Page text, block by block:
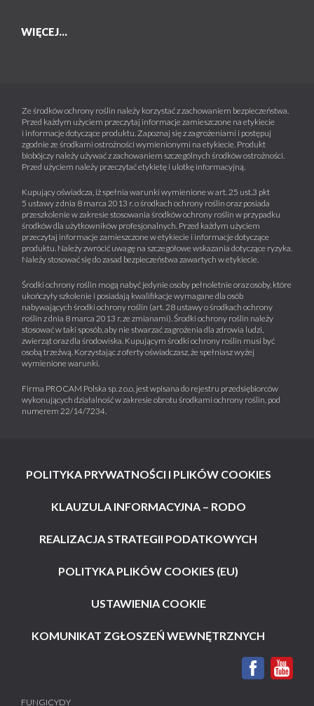
WIĘCEJ...
Ze środków ochrony roślin należy korzystać z zachowaniem bezpieczeństwa.
Przed każdym użyciem przeczytaj informacje zamieszczone na etykiecie
i informacje dotyczące produktu. Zapoznaj się z zagrożeniami i postępuj
zgodnie ze środkami ostrożności wymienionymi na etykiecie. Produkt
biobójczy należy używać z zachowaniem szczególnych środków ostrożności.
Przed użyciem należy przeczytać etykietę i ulotkę informacyjną.
Kupujący oświadcza, iż spełnia warunki wymienione w art. 25 ust.3 pkt
5 ustawy z dnia 8 marca 2013 r. o środkach ochrony roślin oraz posiada
przeszkolenie w zakresie stosowania środków ochrony roślin w przypadku
środków dla użytkowników profesjonalnych. Przed każdym użyciem
przeczytaj informacje zamieszczone w etykiecie i informacje dotyczące
produktu. Należy zwrócić uwagę na szczegółowe wskazania dotyczące ryzyka.
Należy stosować się do zasad bezpieczeństwa zawartych w etykiecie.
Środki ochrony roślin mogą nabyć jedynie osoby pełnoletnie oraz osoby, które
ukończyły szkolenie i posiadają kwalifikacje wymagane dla osób
nabywających środki ochrony roślin (art. 28 ustawy o środkach ochrony
roślin z dnia 8 marca 2013 r. ze zmianami). Środki ochrony roślin należy
stosować w taki sposób, aby nie stwarzać zagrożenia dla zdrowia ludzi,
zwierząt oraz dla środowiska. Kupującym środki ochrony roślin musi być
osobą trzeźwą. Korzystając z oferty oświadczasz, że spełniasz wyżej
wymienione warunki.
Firma PROCAM Polska sp. z o.o. jest wpisana do rejestru przedsiębiorców
wykonujących działalność w zakresie obrotu środkami ochrony roślin, pod
numerem 22/14/7234.
POLITYKA PRYWATNOŚCI I PLIKÓW COOKIES
KLAUZULA INFORMACYJNA – RODO
REALIZACJA STRATEGII PODATKOWYCH
POLITYKA PLIKÓW COOKIES (EU)
USTAWIENIA COOKIE
KOMUNIKAT ZGŁOSZEŃ WEWNĘTRZNYCH
FUNGICYDY